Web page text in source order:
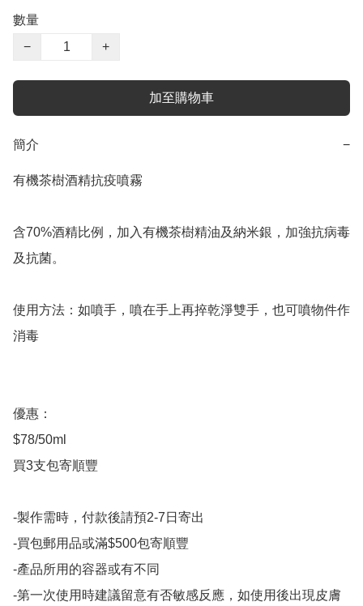
數量
−
+
加至購物車
簡介 −
有機茶樹酒精抗疫噴霧
含70%酒精比例，加入有機茶樹精油及納米銀，加強抗病毒
及抗菌。
使用方法：如噴手，噴在手上再捽乾淨雙手，也可噴物件作
消毒
優惠：
$78/50ml
買3支包寄順豐
-製作需時，付款後請預2-7日寄出
-買包郵用品或滿$500包寄順豐
-產品所用的容器或有不同
-第一次使用時建議留意有否敏感反應，如使用後出現皮膚